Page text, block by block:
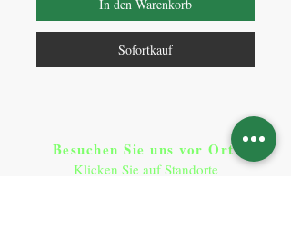
In den Warenkorb
Sofortkauf
Besuchen Sie uns vor Ort​:
Klicken Sie auf Standorte